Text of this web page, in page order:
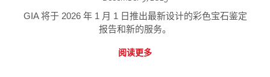
GIA 将于 2026 年 1 月 1 日推出最新设计的彩色宝石鉴定
报告和新的服务。
阅读更多